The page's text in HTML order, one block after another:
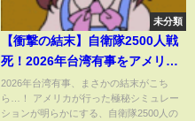
未分類
【衝撃の結末】自衛隊2500人戦
死！2026年台湾有事をアメリカ
がシミュレート！日本への影響
は？
2026年台湾有事、まさかの結末がこち
ら…！ アメリカが行った極秘シミュレー
ションが明らかにする、自衛隊2500人の